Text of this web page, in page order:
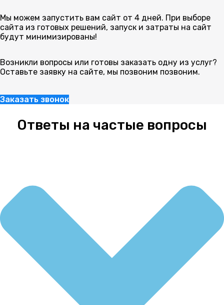
Мы можем запустить вам сайт от 4 дней. При выборе
сайта из готовых решений, запуск и затраты на сайт
будут минимизированы!
Возникли вопросы или готовы заказать одну из услуг?
Оставьте заявку на сайте, мы позвоним позвоним.
Заказать звонок
Ответы на частые вопросы